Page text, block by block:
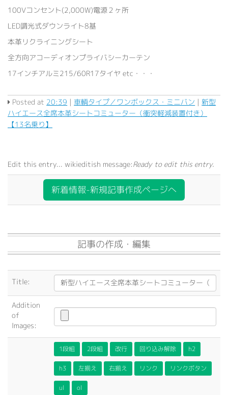
100Vコンセント(2,000W)電源２ヶ所
LED調光式ダウンライト8基
本革リクライニングシート
全方向アコーディオンプライバシーカーテン
17インチアルミ215/60R17タイヤ etc・・・
Posted at 20:39 |車輌タイプ／ワンボックス・ミニバン |新型
ハイエース全席本革シートコミューター（衝突軽減装置付き）
【13名乗り】
Edit this entry... wikieditish message:Ready to edit this entry.
新着情報-新規記事作成ページへ
記事の作成・編集
Title:
Addition
of
Images:
1段組 2段組 改行 回り込み解除 h2
h3 左揃え 右揃え リンク リンクボタン
ul ol